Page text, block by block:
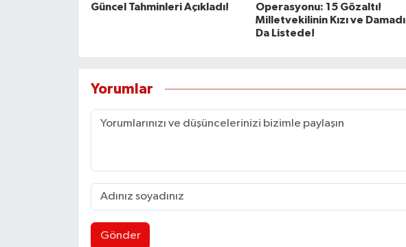
Güncel Tahminleri Açıkladı!
Operasyonu: 15 Gözaltı!
Milletvekilinin Kızı ve Damadı
Da Listede!
Yorumlar
Gönder